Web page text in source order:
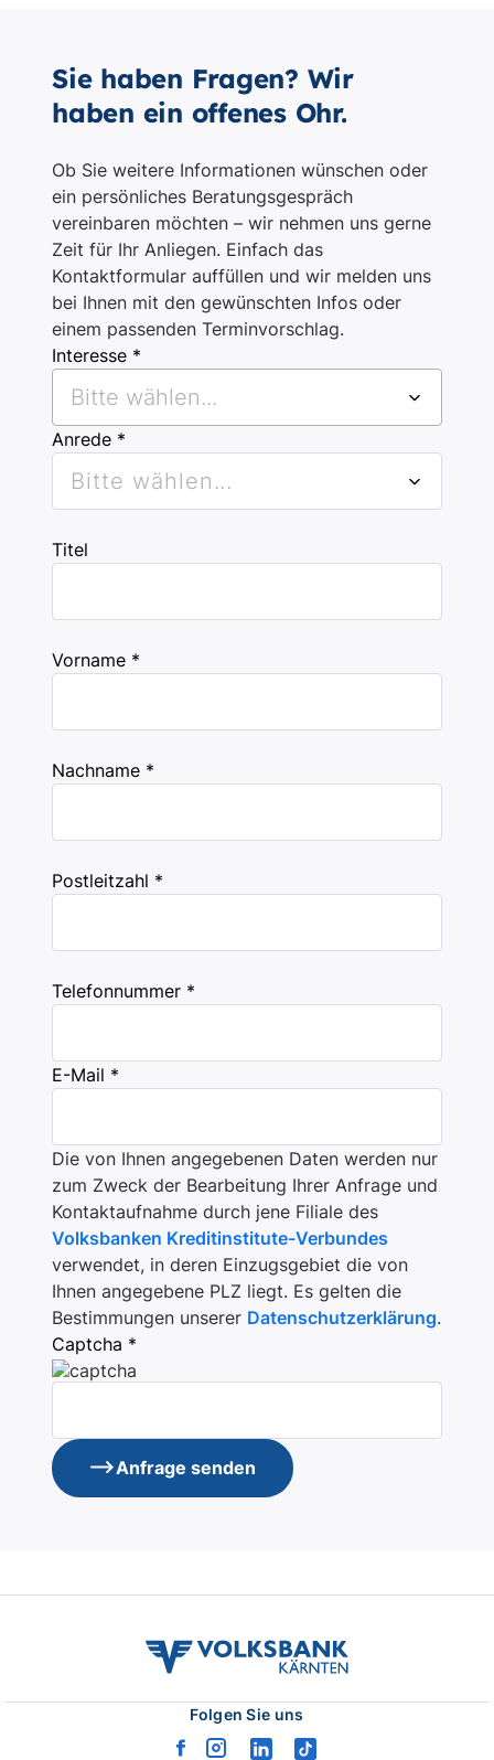
Sie haben Fragen? Wir
haben ein offenes Ohr.
Ob Sie weitere Informationen wünschen oder
ein persönliches Beratungsgespräch
vereinbaren möchten – wir nehmen uns gerne
Zeit für Ihr Anliegen. Einfach das
Kontaktformular auffüllen und wir melden uns
bei Ihnen mit den gewünschten Infos oder
einem passenden Terminvorschlag.
Interesse *
Bitte wählen...
Anrede *
Bitte wählen...
Titel
Vorname *
Nachname *
Postleitzahl *
Telefonnummer *
E-Mail *
Die von Ihnen angegebenen Daten werden nur
zum Zweck der Bearbeitung Ihrer Anfrage und
Kontaktaufnahme durch jene Filiale des
Volksbanken Kreditinstitute-Verbundes
verwendet, in deren Einzugsgebiet die von
Ihnen angegebene PLZ liegt. Es gelten die
Bestimmungen unserer Datenschutzerklärung.
Captcha *
Anfrage senden
volksbank
kaernten
Folgen Sie uns